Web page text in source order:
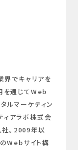
界でキャリアを
を通じてWeb
ルマーケティン
ィアラボ株式会
社。2009年以
Webサイト構